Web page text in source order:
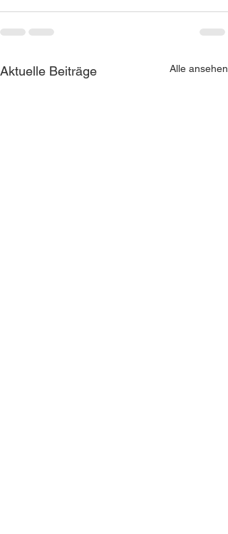
Aktuelle Beiträge Alle ansehen